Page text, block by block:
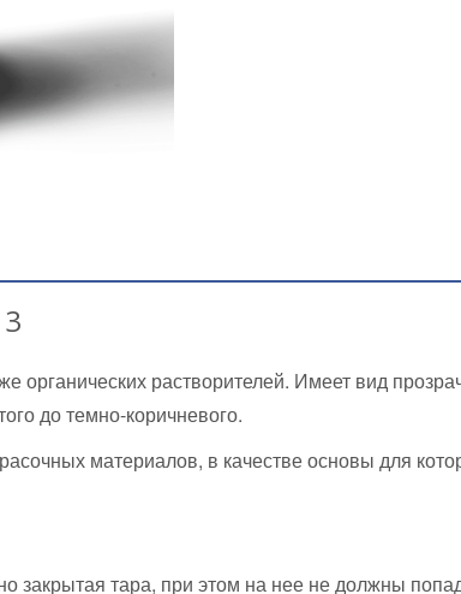
растворителей. Имеет вид
до темно-коричневого.
материалов, в качестве основы для
закрытая тара, при этом на нее не должны